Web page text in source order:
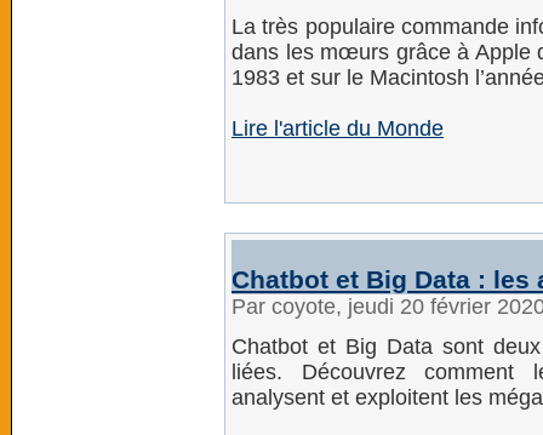
La très populaire commande
dans les mœurs grâce à Apple
1983 et sur le Macintosh
Lire l'article du Monde
Chatbot et Big Data :
Par coyote, jeudi 20 février
Chatbot et Big Data sont
liées. Découvrez comment
analysent et exploitent les